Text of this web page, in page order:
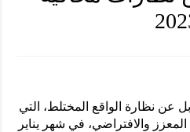
عن نظارة الواقع المختلط، التي
والافتراضي، في شهر يناير